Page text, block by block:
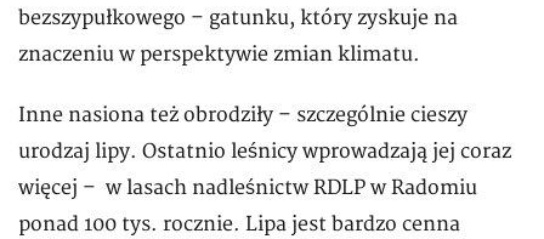
bezszypułkowego – gatunku, który zyskuje na
znaczeniu w perspektywie zmian klimatu.
Inne nasiona też obrodziły – szczególnie cieszy
urodzaj lipy. Ostatnio leśnicy wprowadzają jej coraz
więcej – w lasach nadleśnictw RDLP w Radomiu
ponad 100 tys. rocznie. Lipa jest bardzo cenna